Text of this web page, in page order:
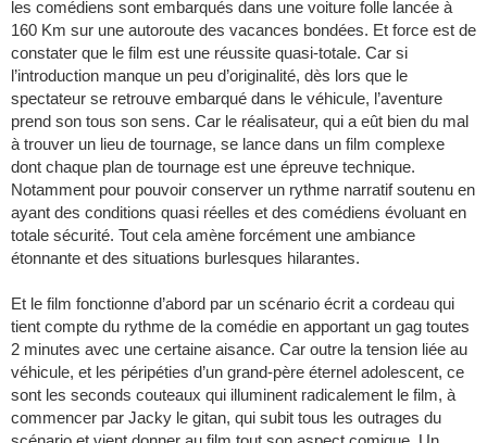
les comédiens sont embarqués dans une voiture folle lancée à
160 Km sur une autoroute des vacances bondées. Et force est de
constater que le film est une réussite quasi-totale. Car si
l’introduction manque un peu d’originalité, dès lors que le
spectateur se retrouve embarqué dans le véhicule, l’aventure
prend son tous son sens. Car le réalisateur, qui a eût bien du mal
à trouver un lieu de tournage, se lance dans un film complexe
dont chaque plan de tournage est une épreuve technique.
Notamment pour pouvoir conserver un rythme narratif soutenu en
ayant des conditions quasi réelles et des comédiens évoluant en
totale sécurité. Tout cela amène forcément une ambiance
étonnante et des situations burlesques hilarantes.
Et le film fonctionne d’abord par un scénario écrit a cordeau qui
tient compte du rythme de la comédie en apportant un gag toutes
2 minutes avec une certaine aisance. Car outre la tension liée au
véhicule, et les péripéties d’un grand-père éternel adolescent, ce
sont les seconds couteaux qui illuminent radicalement le film, à
commencer par Jacky le gitan, qui subit tous les outrages du